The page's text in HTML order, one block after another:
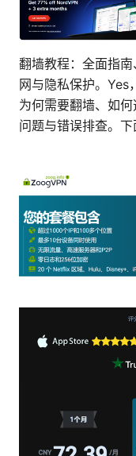
翻墙教程：全面指
网与隐私保护。Yes
为何需要翻墙、如
问题与错误排查。下